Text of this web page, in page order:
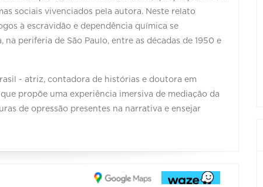
sociais vivenciados pela autora. Neste relato
à escravidão e dependência química se
periferia de São Paulo, entre as décadas de 1950 e
- atriz, contadora de histórias e doutora em
propõe uma experiência imersiva de mediação da
de opressão presentes na narrativa e ensejar